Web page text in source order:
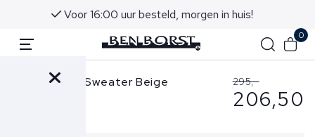
Advies in onze winkels in Noordwijk aan Zee
0
Stone Island Sweater Beige 295,-
206,50